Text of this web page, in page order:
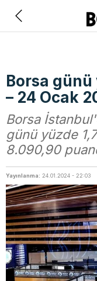
Borsa
– 24 Ocak
Borsa
günü yüzde
8.090,90
Yayınlanma: 24.01.2024 - 22:03